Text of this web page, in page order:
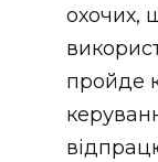
ВІДЕО
охочих,
пройде